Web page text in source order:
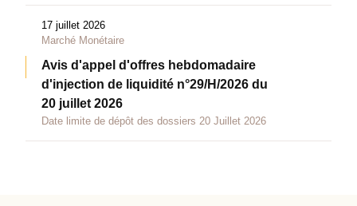
17 juillet 2026
Marché Monétaire
Avis d'appel d'offres hebdomadaire
d'injection de liquidité n°29/H/2026 du
20 juillet 2026
Date limite de dépôt des dossiers 20 Juillet 2026